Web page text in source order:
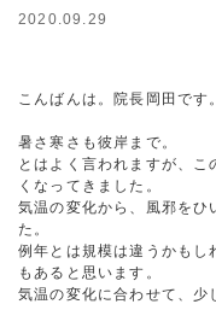
2020.09.29
こんばんは。院長岡田です。
暑さ寒さも彼岸まで。
とはよく言われますが、
くなってきました。
気温の変化から、風邪をひ
た。
例年とは規模は違うかもし
もあると思います。
気温の変化に合わせて、少